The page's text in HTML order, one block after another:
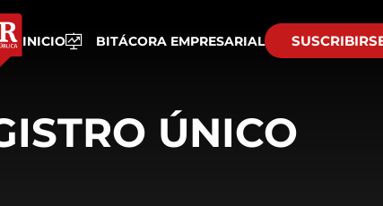
INICIO BITÁCORA EMPRESARIAL
ÚNICO